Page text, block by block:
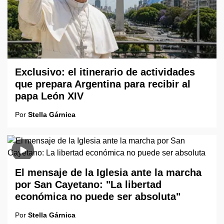
Exclusivo: el itinerario de actividades
que prepara Argentina para recibir al
papa León XIV
Por Stella Gárnica
El mensaje de la Iglesia ante la marcha
por San Cayetano: "La libertad
económica no puede ser absoluta"
Por Stella Gárnica